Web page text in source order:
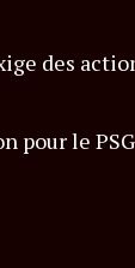
des
pour le